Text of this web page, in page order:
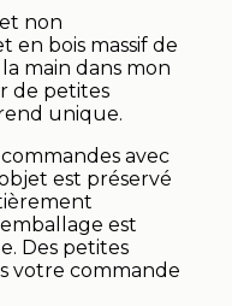
non
en bois massif de
main dans mon
de petites
unique.
avec
est préservé
est
Des petites
votre commande